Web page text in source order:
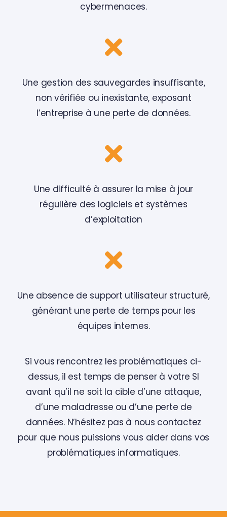
cybermenaces.
Une gestion des sauvegardes insuffisante,
non vérifiée ou inexistante, exposant
l’entreprise à une perte de données.
Une difficulté à assurer la mise à jour
régulière des logiciels et systèmes
d’exploitation
Une absence de support utilisateur structuré,
générant une perte de temps pour les
équipes internes.
Si vous rencontrez les problématiques ci-
dessus, il est temps de penser à votre SI
avant qu’il ne soit la cible d’une attaque,
d’une maladresse ou d’une perte de
données. N’hésitez pas à nous contactez
pour que nous puissions vous aider dans vos
problématiques informatiques.